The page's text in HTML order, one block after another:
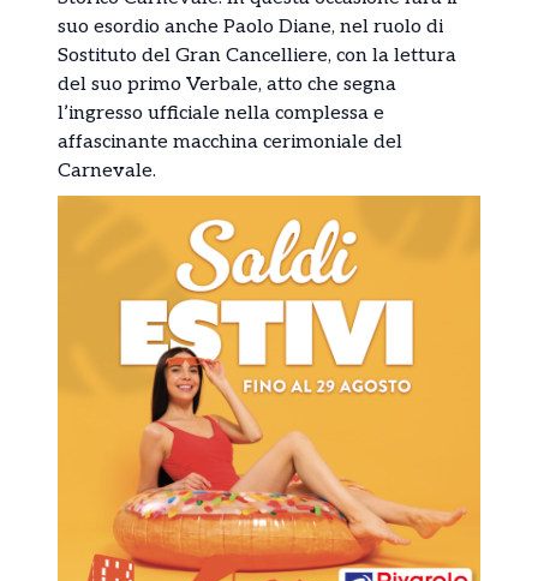
suo esordio anche Paolo Diane, nel ruolo di
Sostituto del Gran Cancelliere, con la lettura
del suo primo Verbale, atto che segna
l’ingresso ufficiale nella complessa e
affascinante macchina cerimoniale del
Carnevale.